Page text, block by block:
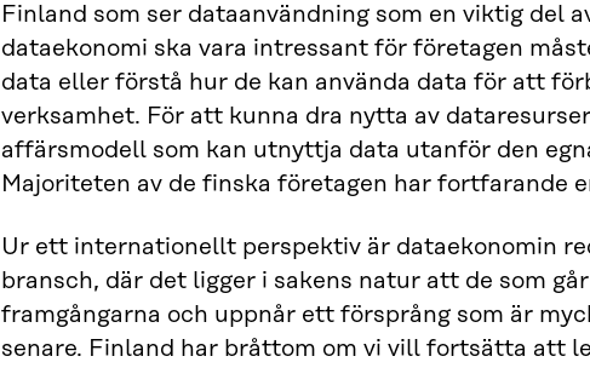
Finland som ser dataanvändning som en viktig del
dataekonomi ska vara intressant för företagen
data eller förstå hur de kan använda data för att
verksamhet. För att kunna dra nytta av
affärsmodell som kan utnyttja data utanför den
Majoriteten av de finska företagen har fortfarande
Ur ett internationellt perspektiv är dataekonomin
bransch, där det ligger i sakens natur att de som
framgångarna och uppnår ett försprång som är
senare. Finland har bråttom om vi vill fortsätta att